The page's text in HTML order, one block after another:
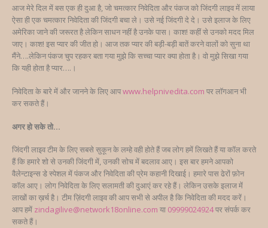
आज मेरे दिल में बस एक ही दुआ है, जो चमत्कार निवेदिता और पंकज को जिंदगी लाइव में लाया
ऐसा ही एक चमत्कार निवेदिता की जिंदगी बचा ले। उसे नई जिंदगी दे दे। उसे इलाज के लिए
अमेरिका जाने की जरूरत है लेकिन साधन नहीं है उनके पास। काश! कहीं से उनको मदद मिल
जाए। काश! इस प्यार की जीत हो। आज तक प्यार की बड़ी-बड़ी बातें करने वालों को सुना था
मैंने….लेकिन पंकज चुप रहकर बता गया मुझे कि सच्चा प्यार क्या होता है। वो मुझे सिखा गया
कि यही होता है प्यार….।
निवेदिता के बारे में और जानने के लिए आपwww.helpnivedita.com पर लॉगआन भी
कर सकते हैं।
अगर हो सके तो…
जिंदगी लाइव टीम के लिए सबसे सुकून के लम्हे वही होते हैं जब लोग हमें लिखते हैं या कॉल करते
हैं कि हमारे शो से उनकी जिंदगी में, उनकी सोच में बदलाव आए। इस बार हमने आपको
वैलेन्टाइन्स डे स्पेशल में पंकज और निवेदिता की प्रेम कहानी दिखाई। हमारे पास ढेरों फ़ोन
कॉल आए। लोग निवेदिता के लिए सलामती की दुआएं कर रहे हैं। लेकिन उसके इलाज में
लाखों का ख़र्च है। टीम ज़िंदगी लाइव की आप सभी से अपील है कि निवेदिता की मदद करें।
आप हमें zindagilive@network18online.com या 09999024924पर संपर्क कर
सकते हैं।